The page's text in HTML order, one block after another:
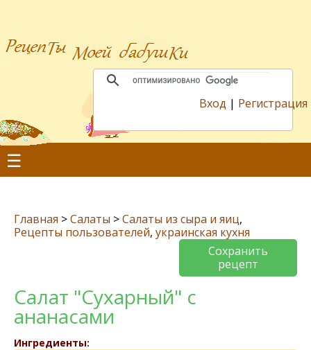
Вход | Регистрация
☰
Главная >Салаты >Салаты из сыра и яиц,
Рецепты пользователей, украинская кухня
Сохранить
рецепт
Салат "Сухарный" с
ананасами
Ингредиенты: